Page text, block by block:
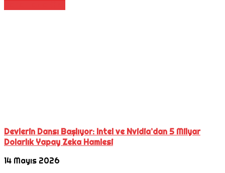
Devlerin Dansı Başlıyor: Intel ve Nvidia’dan 5 Milyar
Dolarlık Yapay Zeka Hamlesi
14 Mayıs 2026